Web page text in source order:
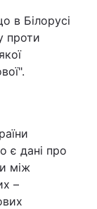
в Білорусі
проти
є дані про
між
–